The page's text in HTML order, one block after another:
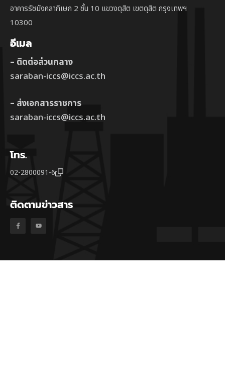
อาคารรัชมังคลาภิเษก 2 ชั้น 10 แขวงดุสิต เขตดุสิต กรุงเทพฯ
10300
อีเมล
– ติดต่อส่วนกลาง
saraban-iccs@iccs.ac.th
– ส่งเอกสารราชการ
saraban-iccs@iccs.ac.th
โทร.
02-2800091-6
ติดตามข่าวสาร